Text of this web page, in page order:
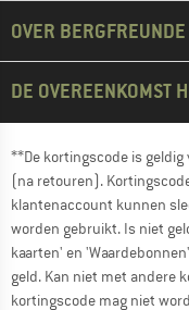
OVER BERGFREUNDE
DE OVEREENKOMST
**De kortingscode is
(na retouren).
klantenaccount kunnen
worden gebruikt. Is niet
kaarten' en
geld. Kan niet met andere
kortingscode mag niet